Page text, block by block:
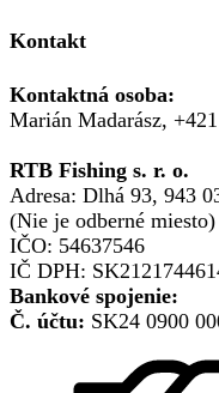
Kontakt
Kontaktná osoba:
Marián Madarász,
RTB Fishing s. r. o.
Adresa: Dlhá 93, 943
(Nie je odberné miesto)
IČO: 54637546
IČ DPH:
Bankové spojenie:
Č. účtu: SK24 0900